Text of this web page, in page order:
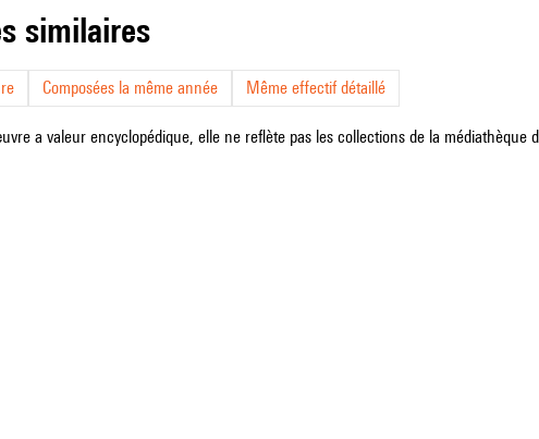
similaires
Composées la même année Même effectif détaillé
a valeur encyclopédique, elle ne reflète pas les collections de la